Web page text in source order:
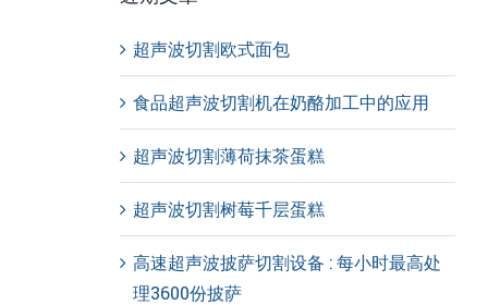
超声波切割欧式面包
食品超声波切割机在奶酪加工中的应用
超声波切割薄荷抹茶蛋糕
超声波切割树莓千层蛋糕
高速超声波披萨切割设备 : 每小时最高处
理3600份披萨